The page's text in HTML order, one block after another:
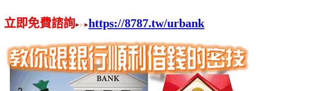
立即免費諮詢 https://8787.tw/urbank